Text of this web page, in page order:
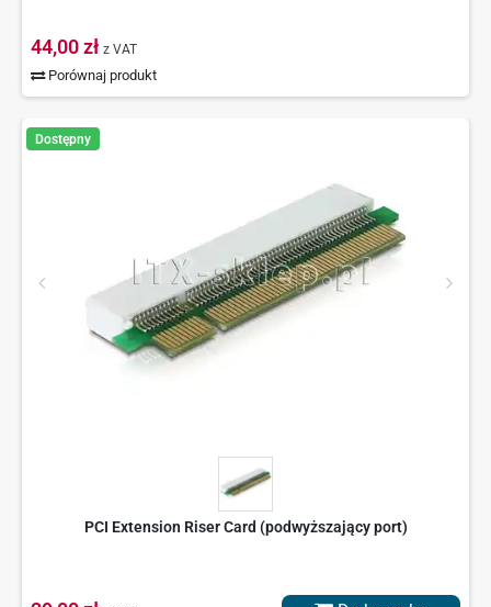
44,00 zł z VAT
Porównaj produkt
Dostępny
PCI Extension Riser Card (podwyższający port)